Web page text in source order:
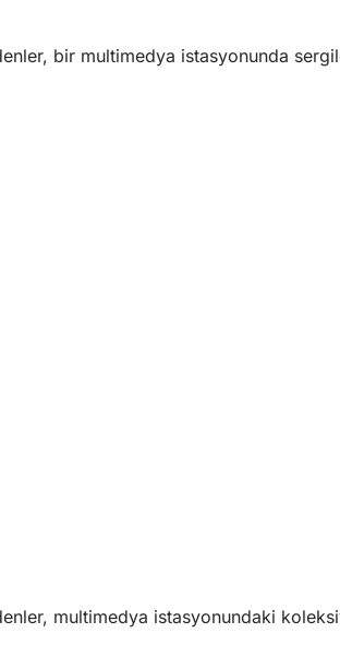
bir multimedya istasyonunda
multimedya istasyonundaki